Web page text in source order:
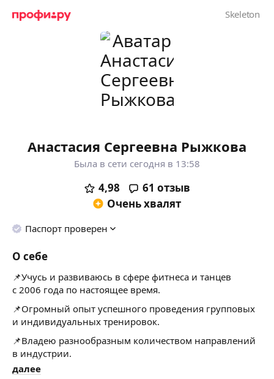
Анастасия Сергеевна Рыжкова
Была в сети сегодня в 13:58
4,98 61 отзыв
Очень хвалят
Паспорт проверен
О себе
📌Учусь и развиваюсь в сфере фитнеса и танцев
с 2006 года по настоящее время.
📌Огромный опыт успешного проведения групповых
и индивидуальных тренировок.
📌Владею разнообразным количеством направлений
в индустрии.
📌Использую комплексный подход в тренировках
далее